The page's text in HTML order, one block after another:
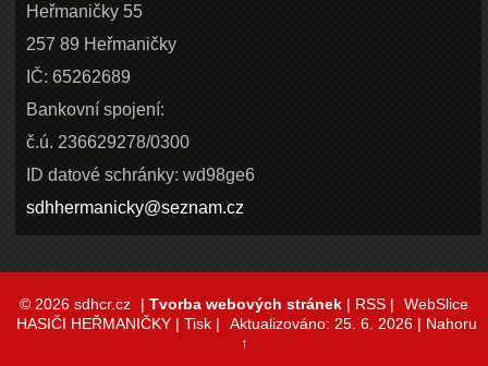
Heřmaničky 55
257 89 Heřmaničky
IČ: 65262689
Bankovní spojení:
č.ú. 236629278/0300
ID datové schránky: wd98ge6
sdhhermanicky@seznam.cz
© 2026 sdhcr.cz | Tvorba webových stránek | RSS |
WebSlice
HASIČI HEŘMANIČKY | Tisk | Aktualizováno: 25. 6. 2026 | Nahoru
↑